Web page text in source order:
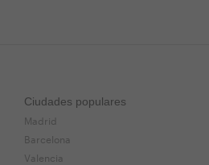
Ciudades populares
Madrid
Barcelona
Valencia